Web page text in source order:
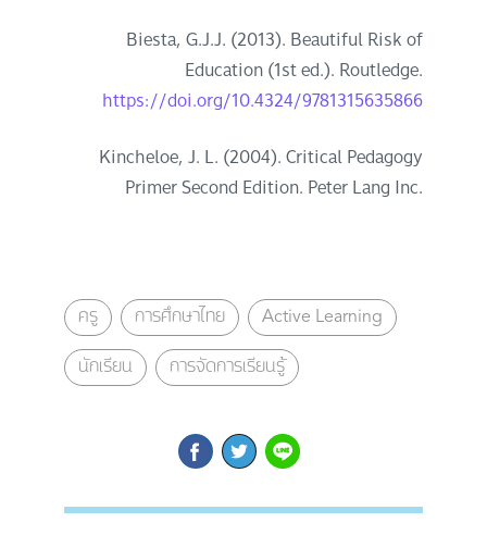
Biesta, G.J.J. (2013). Beautiful Risk of
Education (1st ed.). Routledge.
https://doi.org/10.4324/9781315635866
Kincheloe, J. L. (2004). Critical Pedagogy
Primer Second Edition. Peter Lang Inc.
ครู การศึกษาไทย Active Learning
นักเรียน การจัดการเรียนรู้